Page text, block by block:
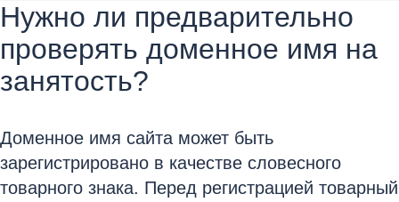
Нужно ли предварительно
проверять доменное имя на
занятость?
Доменное имя сайта может быть
зарегистрировано в качестве словесного
товарного знака. Перед регистрацией товарный